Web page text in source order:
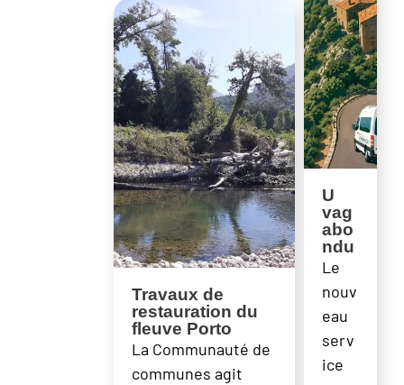
Travaux de
restauration du
fleuve Porto
La Communauté de
communes agit
U
vag
abo
ndu
Le
nouv
eau
serv
ice